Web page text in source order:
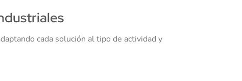
cada solución al tipo de actividad y